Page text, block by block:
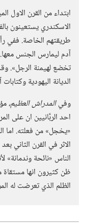
ابتداء من القرن الاول
الاسكندري يستعينون
طريقتهم الخاصة.‏ ففي
آدم ليمارس الجنس
تخضع لهيمنة الرجل».‏
الديانة اليهودية وكتابات
وفيالمدراش العظيم،‏
احد الربَّانيين ان على
«يخجل» من فعلته.‏ اما
الاثر في القرن الثاني
الناس «نائحة وندمانة»
ظن كثيرون انها
الظلم الذي تعرضت له